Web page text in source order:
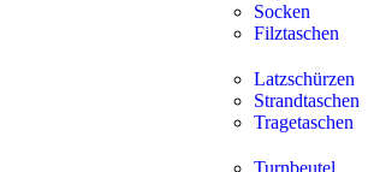
Socken
Filztaschen
Latzschürzen
Strandtaschen
Tragetaschen
Turnbeutel